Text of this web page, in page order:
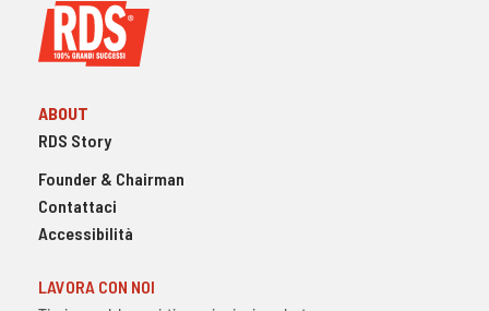
ABOUT
RDS Story
Founder & Chairman
Contattaci
Accessibilità
LAVORA CON NOI